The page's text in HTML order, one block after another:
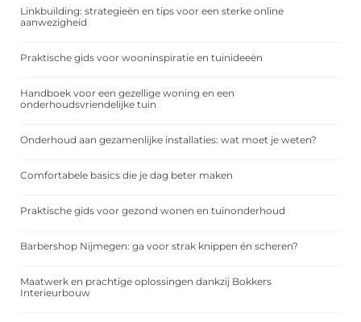
Linkbuilding: strategieën en tips voor een sterke online
aanwezigheid
Praktische gids voor wooninspiratie en tuinideeën
Handboek voor een gezellige woning en een
onderhoudsvriendelijke tuin
Onderhoud aan gezamenlijke installaties: wat moet je weten?
Comfortabele basics die je dag beter maken
Praktische gids voor gezond wonen en tuinonderhoud
Barbershop Nijmegen: ga voor strak knippen én scheren?
Maatwerk en prachtige oplossingen dankzij Bokkers
Interieurbouw